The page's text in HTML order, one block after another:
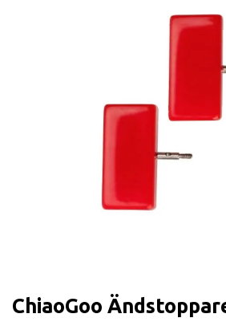
ChiaoGoo